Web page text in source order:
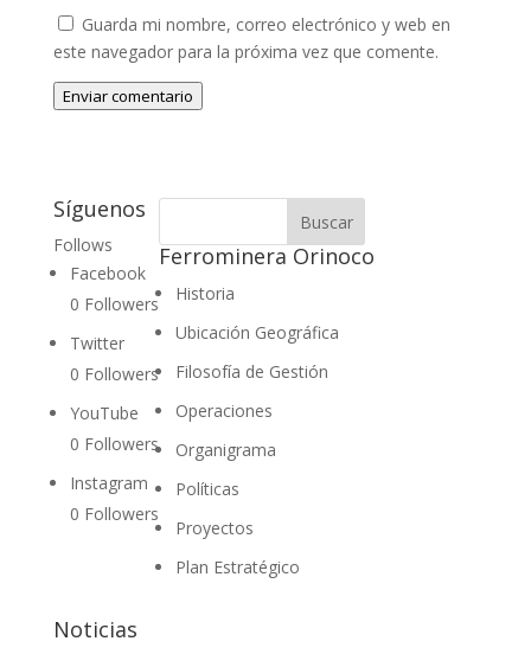
Guarda mi nombre, correo electrónico y web en
este navegador para la próxima vez que comente.
Enviar comentario
Síguenos
Follows
Facebook
0 Followers
Twitter
0 Followers
YouTube
0 Followers
Instagram
0 Followers
Ferrominera Orinoco
Historia
Ubicación Geográfica
Filosofía de Gestión
Operaciones
Organigrama
Políticas
Proyectos
Plan Estratégico
Noticias